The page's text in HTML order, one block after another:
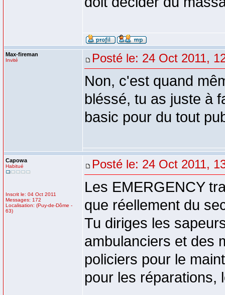
Max-fireman
Invité Posté le: 24 Oct 2011,
Non, c'est quand
bléssé, tu as juste à
basic pour du tout
Capowa
Habitué
Inscrit le: 04 Oct 2011
Messages: 172
Localisation: (Puy-de-Dôme -
63)
Posté le: 24 Oct 2011,
Les EMERGENCY
que réellement du
Tu diriges les
ambulanciers et des
policiers pour le
pour les réparations,